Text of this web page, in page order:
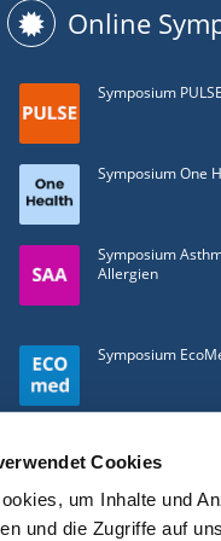
Cookies
um Inhalte und
und die Zugriffe auf
Online
Symposium PULSE
Symposium One
Symposium
Allergien
Symposium
ADIPOSITAS